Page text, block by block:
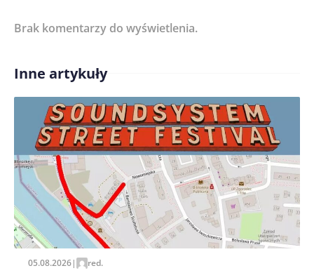
Treść komentarza*
Imię/ Nick*
Zapamiętaj moje dane w tej przeglądarce podczas
pisania kolejnych komentarzy.
Brak komentarzy do wyświetlenia.
Inne artykuły
05.08.2026| red.